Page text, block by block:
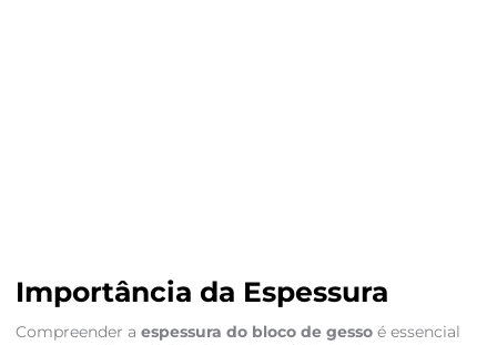
Importância da Espessura
Compreender a espessura do bloco de gessoé essencial